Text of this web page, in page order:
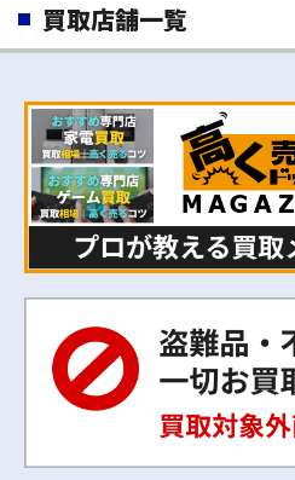
買取店舗一覧